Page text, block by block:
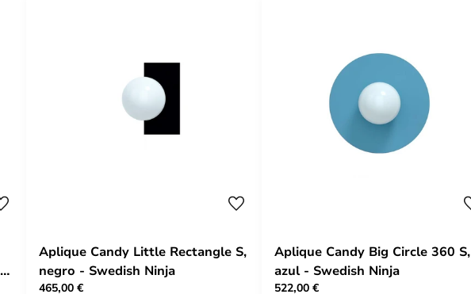
Aplique Candy Little Rectangle S,
negro - Swedish Ninja
465,00 €
Aplique Candy Big Circle 360 S,
azul - Swedish Ninja
522,00 €